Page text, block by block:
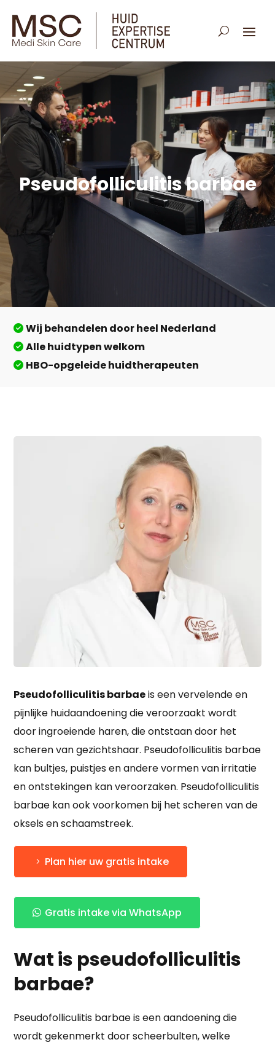
Pseudofolliculitis barbae
Wij behandelen door heel Nederland
Alle huidtypen welkom
HBO-opgeleide huidtherapeuten
Pseudofolliculitis barbaeis een vervelende en
pijnlijke huidaandoening die veroorzaakt wordt
door ingroeiende haren, die ontstaan door het
scheren van gezichtshaar. Pseudofolliculitis barbae
kan bultjes, puistjes en andere vormen van irritatie
en ontstekingen kan veroorzaken. Pseudofolliculitis
barbae kan ook voorkomen bij het scheren van de
oksels en schaamstreek.
Plan hier uw gratis intake
Gratis intake via WhatsApp
Wat is pseudofolliculitis
barbae?
Pseudofolliculitis barbae is een aandoening die
wordt gekenmerkt door scheerbulten, welke